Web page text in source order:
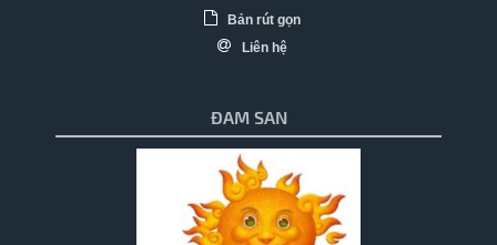
Bản rút gọn
Liên hệ
ĐAM SAN